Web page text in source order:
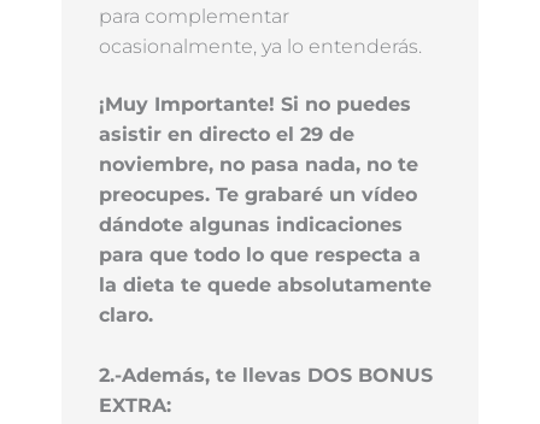
para complementar
ocasionalmente, ya lo entenderás.
¡Muy Importante! Si no puedes
asistir en directo el 29 de
noviembre, no pasa nada, no te
preocupes. Te grabaré un vídeo
dándote algunas indicaciones
para que todo lo que respecta a
la dieta te quede absolutamente
claro.
2.-Además, te llevas DOS BONUS
EXTRA: